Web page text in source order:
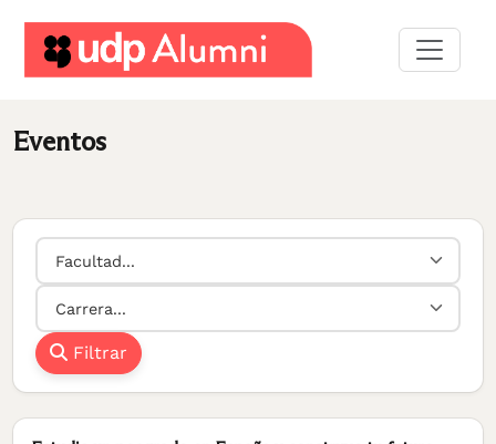
red
Servicios
Eventos
Facultad
Carrera
Filtrar